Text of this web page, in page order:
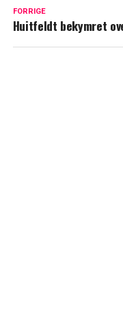
FORRIGE
Huitfeldt bekymret